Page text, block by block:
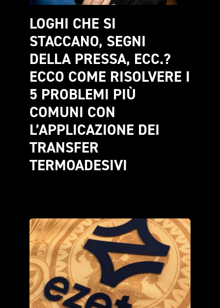
LOGHI CHE SI
STACCANO, SEGNI
DELLA PRESSA, ECC.?
ECCO COME RISOLVERE I
5 PROBLEMI PIÙ
COMUNI CON
L’APPLICAZIONE DEI
TRANSFER
TERMOADESIVI